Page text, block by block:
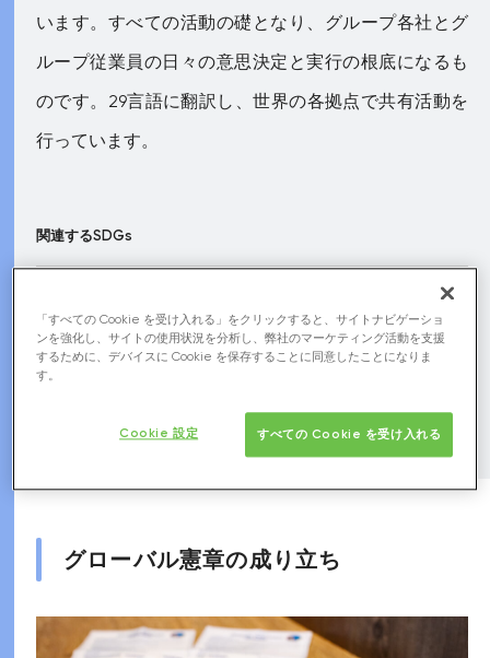
います。すべての活動の礎となり、グループ各社とグ
ループ従業員の日々の意思決定と実行の根底になるも
のです。29言語に翻訳し、世界の各拠点で共有活動を
行っています。
関連するSDGs
グローバル憲章の成り立ち
「すべての Cookie を受け入れる」をクリックすると、サイトナビゲーショ
ンを強化し、サイトの使用状況を分析し、弊社のマーケティング活動を支援
するために、デバイスに Cookie を保存することに同意したことになりま
す。
すべての Cookie を受け入れる
Cookie 設定